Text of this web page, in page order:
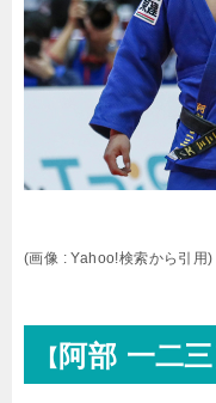
(画像 : Yahoo!検索から引用)
【 阿部 一二三